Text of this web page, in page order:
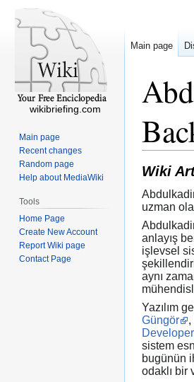
Wiki
uzman
anlayış
işlevsel
aynı
Yazılım
Güngör
,
Developer
sistem
bugünün
odaklı bir
Main page
wikibriefing.com
Main page
Recent changes
Random page
Help about MediaWiki
Tools
Home Page
Create New Account
Report Wiki page
Contact Page